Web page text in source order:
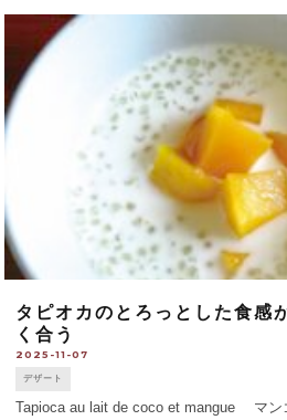
ールよりやや大きく、鮮 [...]
タピオカのとろっとした食感
く合う
2025-11-07
デザート
Tapioca au lait de coco et mangue マン